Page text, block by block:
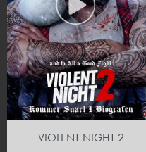
VIOLENT NIGHT 2